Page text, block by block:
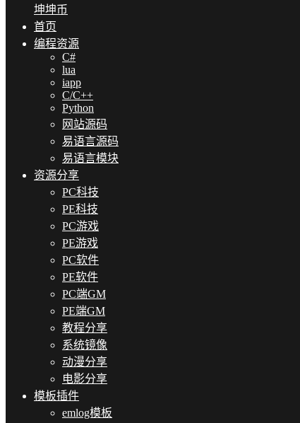
坤坤币
首页
编程资源
C#
lua
iapp
C/C++
Python
网站源码
易语言源码
易语言模块
资源分享
PC科技
PE科技
PC游戏
PE游戏
PC软件
PE软件
PC端GM
PE端GM
教程分享
系统镜像
动漫分享
电影分享
模板插件
emlog模板